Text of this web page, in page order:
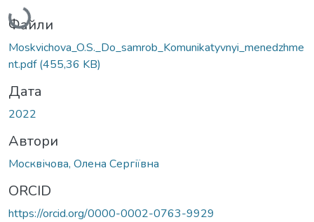
Файли
Moskvichova_O.S._Do_samrob_Komunikatyvnyi_menedzhme
nt.pdf(455,36 KB)
Дата
2022
Автори
Москвічова, Олена Сергіївна
ORCID
https://orcid.org/0000-0002-0763-9929